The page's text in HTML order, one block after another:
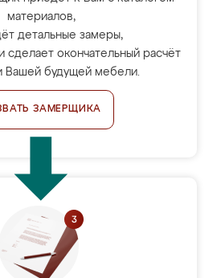
материалов,
детальные замеры,
сделает окончательный расчёт
Вашей будущей мебели.
ЗАМЕРЩИКА